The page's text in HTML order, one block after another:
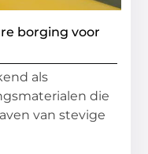
borging voor
als
die
van stevige